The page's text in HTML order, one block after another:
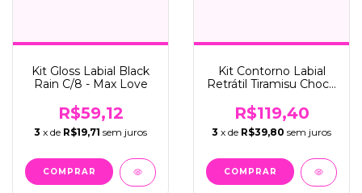
Kit Gloss Labial Black
Rain C/8 - Max Love
R$59,12
3 x de R$19,71 sem juros
Kit Contorno Labial
Retrátil Tiramisu Choco
(FZ27008)
R$119,40
3 x de R$39,80 sem juros